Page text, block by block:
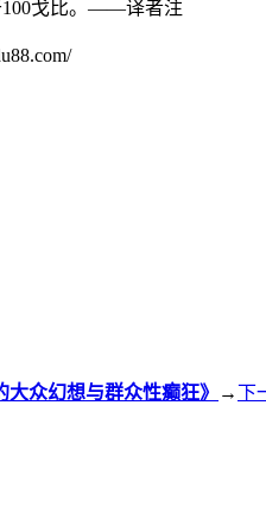
100戈比。——译者注
大众幻想与群众性癫狂》 →下